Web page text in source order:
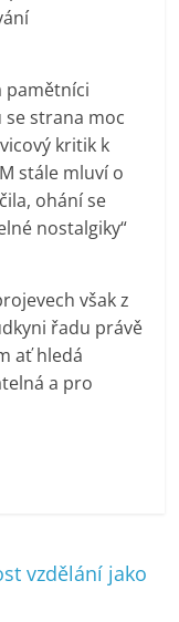
pamětníci
strana moc
kritik k
stále mluví o
ohání se
nostalgiky“
však z
řadu právě
ať hledá
a pro
vzdělání jako